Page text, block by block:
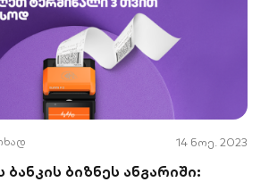
14 ნოე. 2023
ბიზნეს ანგარიში: